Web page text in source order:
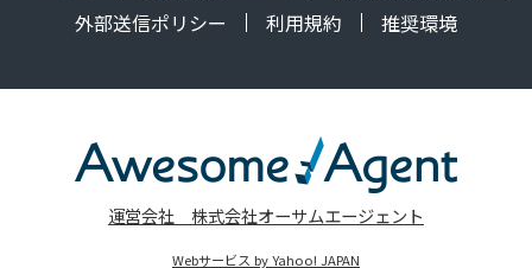
外部送信ポリシー
利用規約 推奨環境
運営会社 株式会社オーサムエージェント
Webサービス by Yahoo! JAPAN